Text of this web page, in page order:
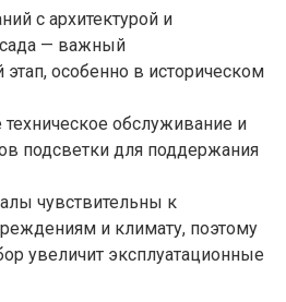
с архитектурой и
— важный
особенно в историческом
обслуживание и
подсветки для поддержания
чувствительны к
и климату, поэтому
увеличит эксплуатационные